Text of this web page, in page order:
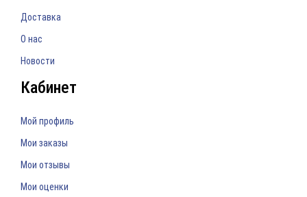
Доставка
О нас
Новости
Кабинет
Мой профиль
Мои заказы
Мои отзывы
Мои оценки